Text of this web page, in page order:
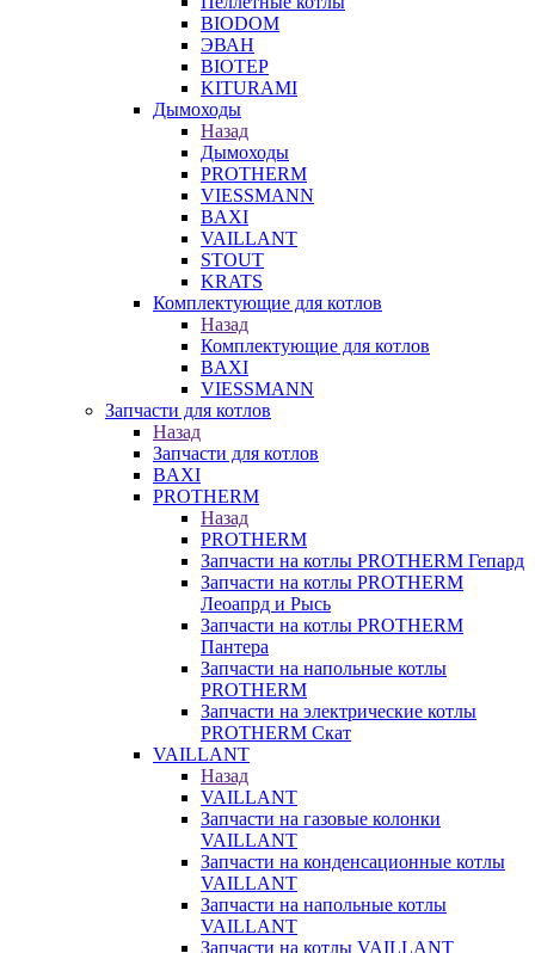
BIODOM
ЭВАН
BIOTEP
KITURAMI
Дымоходы
Назад
Дымоходы
PROTHERM
VIESSMANN
BAXI
VAILLANT
STOUT
KRATS
Комплектующие для котлов
Назад
Комплектующие для котлов
BAXI
VIESSMANN
Запчасти для котлов
Назад
Запчасти для котлов
BAXI
PROTHERM
Назад
PROTHERM
Запчасти на котлы PROTHERM Гепард
Запчасти на котлы PROTHERM
Леоапрд и Рысь
Запчасти на котлы PROTHERM
Пантера
Запчасти на напольные котлы
PROTHERM
Запчасти на электрические котлы
PROTHERM Скат
VAILLANT
Назад
VAILLANT
Запчасти на газовые колонки
VAILLANT
Запчасти на конденсационные котлы
VAILLANT
Запчасти на напольные котлы
VAILLANT
Запчасти на котлы VAILLANT